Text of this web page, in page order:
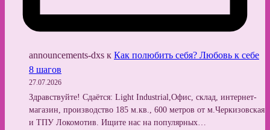
announcements-dxs к Как полюбить себя? Любовь к себе
8 шагов
27.07.2026
Здравствуйте! Сдаётся: Light Industrial,Офис, склад, интернет-
магазин, производство 185 м.кв., 600 метров от м.Черкизовская
и ТПУ Локомотив. Ищите нас на популярных…